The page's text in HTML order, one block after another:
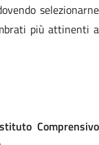
selezionarne
più attinenti a
Comprensivo